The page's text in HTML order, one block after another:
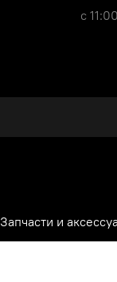
с
Запчасти и